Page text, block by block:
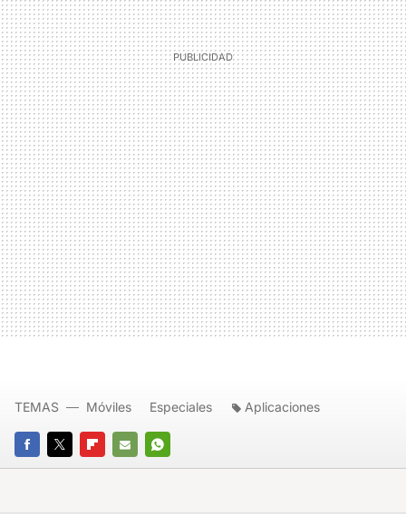
FACEBOOK
TWITTERFLIPBOARD
E-
WHATSAPP
TEMAS Móviles Especiales Aplicaciones